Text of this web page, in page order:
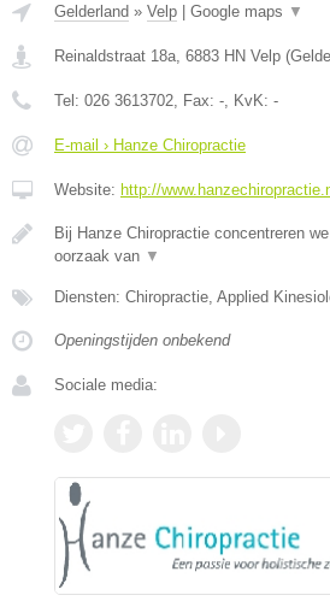
Gelderland » Velp | Google maps ▼
Reinaldstraat 18a 6883 HN Velp (
Tel: 026 3613702 , Fax: - , KvK: -
E-mail › Hanze Chiropractie
Website: http://
Bij Hanze Chiropractie concentreren
oorzaak van ▼
Diensten: Chiropractie, Applied
Openingstijden onbekend
Sociale media: